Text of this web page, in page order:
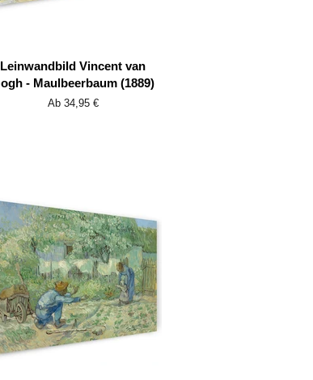
Leinwandbild Vincent van
- Maulbeerbaum (1889)
Ab 34,95 €